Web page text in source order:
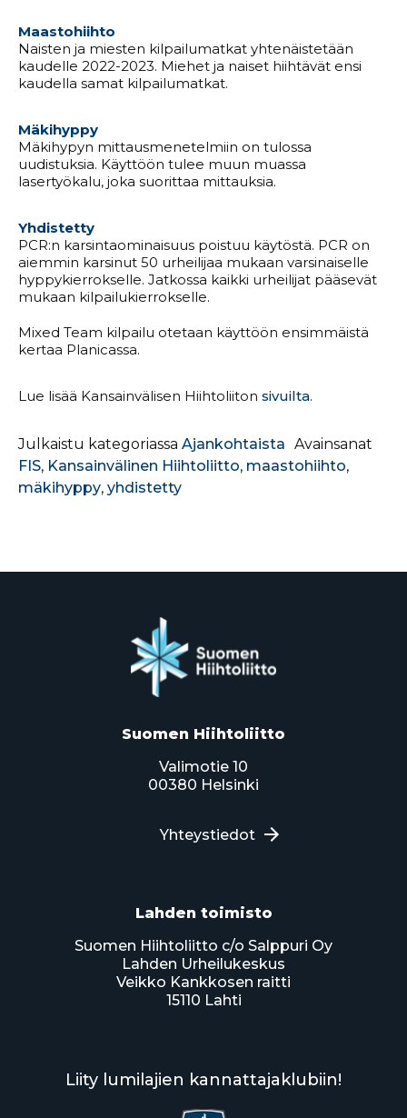
Maastohiihto
Naisten ja miesten kilpailumatkat yhtenäistetään
kaudelle 2022-2023. Miehet ja naiset hiihtävät ensi
kaudella samat kilpailumatkat.
Mäkihyppy
Mäkihypyn mittausmenetelmiin on tulossa
uudistuksia. Käyttöön tulee muun muassa
lasertyökalu, joka suorittaa mittauksia.
Yhdistetty
PCR:n karsintaominaisuus poistuu käytöstä. PCR on
aiemmin karsinut 50 urheilijaa mukaan varsinaiselle
hyppykierrokselle. Jatkossa kaikki urheilijat pääsevät
mukaan kilpailukierrokselle.
Mixed Team kilpailu otetaan käyttöön ensimmäistä
kertaa Planicassa.
Lue lisää Kansainvälisen Hiihtoliiton sivuilta.
Julkaistu kategoriassa Ajankohtaista Avainsanat
FIS, Kansainvälinen Hiihtoliitto, maastohiihto,
mäkihyppy, yhdistetty
Suomen Hiihtoliitto
Valimotie 10
00380 Helsinki
Yhteystiedot
Lahden toimisto
Suomen Hiihtoliitto c/o Salppuri Oy
Lahden Urheilukeskus
Veikko Kankkosen raitti
15110 Lahti
Liity lumilajien kannattajaklubiin!